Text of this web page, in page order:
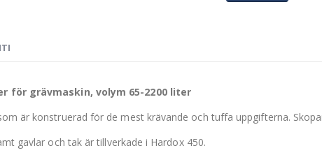
för grävmaskin, volym 65-2200 liter
är konstruerad för de mest krävande och tuffa uppgifterna.
gavlar och tak är tillverkade i Hardox 450.